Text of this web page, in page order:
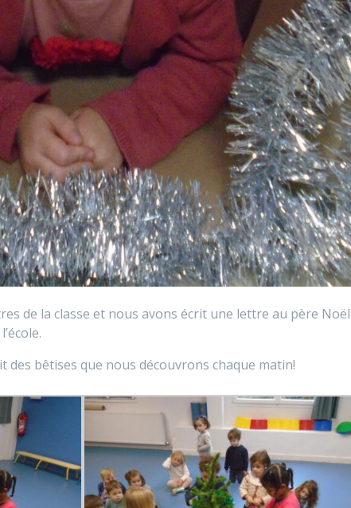
de la classe et nous avons écrit une lettre au père
des bêtises que nous découvrons chaque matin!